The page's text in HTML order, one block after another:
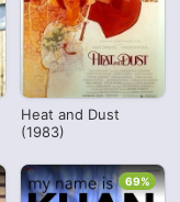
Heat and Dust
(1983)
69%